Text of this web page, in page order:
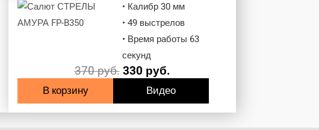
• Калибр 30 мм
• 49 выстрелов
• Время работы 63
секунд
370руб. 330 руб.
В корзину Видео